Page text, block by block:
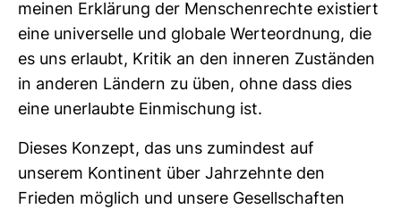
meinen Erklä­rung der Men­schen­rechte exis­tiert
eine uni­ver­selle und glo­bale Wer­te­ord­nung, die
es uns erlaubt, Kritik an den inneren Zuständen
in anderen Län­dern zu üben, ohne dass dies
eine uner­laubte Ein­mi­schung ist.
Dieses Kon­zept, das uns zumin­dest auf
unserem Kon­ti­nent über Jahr­zehnte den
Frieden mög­lich und unsere Gesell­schaften